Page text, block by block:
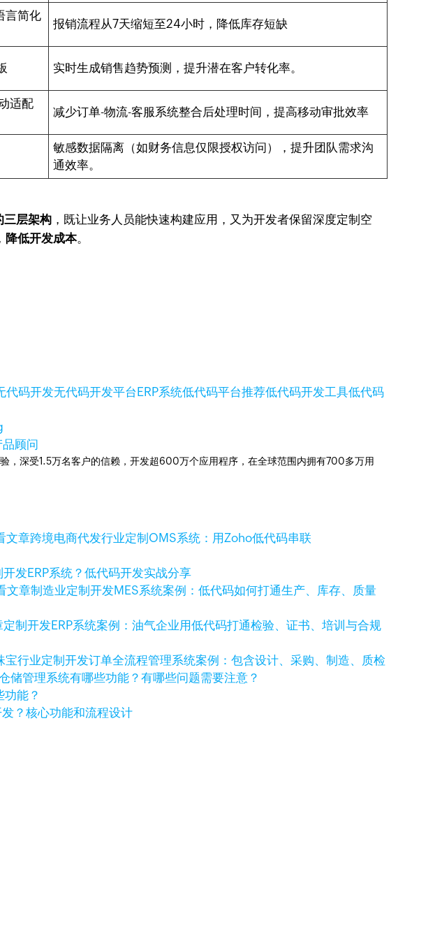
言简化
报销流程从7天缩短至24小时，降低库存短缺
实时生成销售趋势预测，提升潜在客户转化率。
适配
减少订单-物流-客服系统整合后处理时间，提高移动审批效率
敏感数据隔离（如财务信息仅限授权访问），提升团队需求沟
通效率。
三层架构 ，既让业务人员能快速构建应用，又为开发者保留深度定制空
降低开发成本。
代码开发无代码开发平台 ERP系统低代码平台推荐低代码开发工具低代码
品顾问
，深受1.5万名客户的信赖，开发超600万个应用程序，在全球范围内拥有700多万用
文章跨境电商代发行业定制OMS系统：用Zoho低代码串联
发ERP系统？低代码开发实战分享
文章制造业定制开发MES系统案例：低代码如何打通生产、库存、质量
定制开发ERP系统案例：油气企业用低代码打通检验、证书、培训与合规
宝行业定制开发订单全流程管理系统案例：包含设计、采购、制造、质检
储管理系统有哪些功能？有哪些问题需要注意？
能？
？核心功能和流程设计